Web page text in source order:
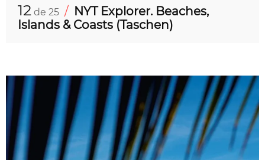
12 de 25 / NYT Explorer. Beaches,
Islands & Coasts (Taschen)